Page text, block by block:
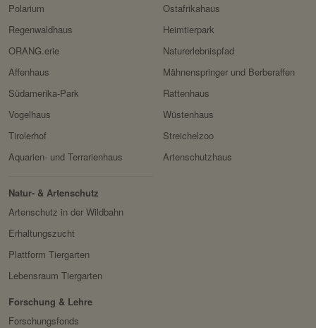
Polarium
Regenwaldhaus
ORANG.erie
Affenhaus
Südamerika-Park
Vogelhaus
Tirolerhof
Aquarien- und Terrarienhaus
Ostafrikahaus
Heimtierpark
Naturerlebnispfad
Mähnenspringer und Berberaffen
Rattenhaus
Wüstenhaus
Streichelzoo
Artenschutzhaus
Natur- & Artenschutz
Artenschutz in der Wildbahn
Erhaltungszucht
Plattform Tiergarten
Lebensraum Tiergarten
Forschung & Lehre
Forschungsfonds